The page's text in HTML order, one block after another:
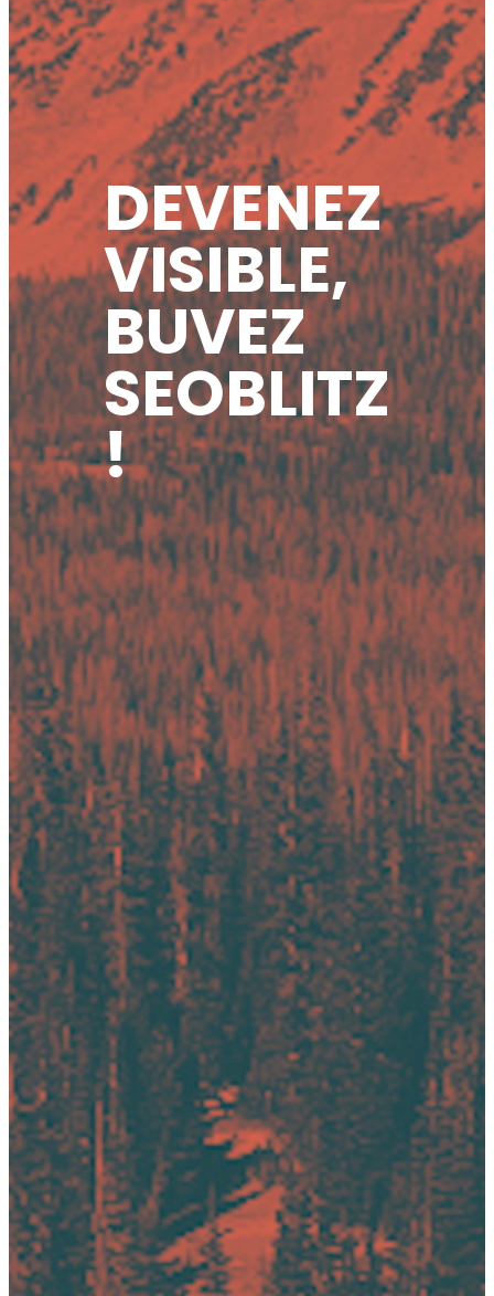
DEVENEZ
VISIBLE,
BUVEZ
SEOBLITZ
!